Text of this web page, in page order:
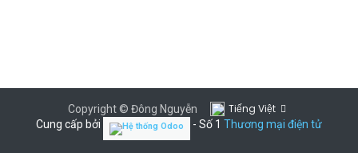
Copyright © Đông Nguyễn Tiếng Việt
Cung cấp bởi - Số 1 Thương mại điện tử